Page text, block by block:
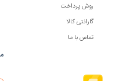
روش پرداخت
گارانتی کالا
تماس با ما